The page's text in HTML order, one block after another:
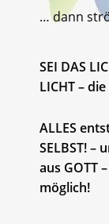
… dann
SEI DAS
LICHT –
ALLES
SELBST! –
aus GOTT
möglich!